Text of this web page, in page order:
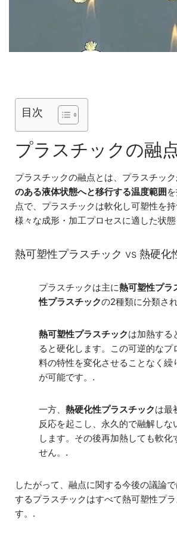
目次
プラスチックの融
プラスチックの融点とは、プラスチッ
のある液体状態へと移行する温度範囲
点で、プラスチックは軟化し可塑性を持
様々な成形・加工プロセスに適した状
熱可塑性プラスチック vs 熱硬化
プラスチックは主に熱可塑性プラ
性プラスチックの2種類に分類さ
熱可塑性プラスチックは加熱する
ると硬化します。この可逆的なプ
料の特性を変化させることなく繰
が可能です。.
一方、 熱硬化性プラスチックは最
反応を起こし、永久的で融解しな
します。その後再加熱しても軟化
せん。.
したがって、融点に関する今後の議論
するプラスチックはすべて熱可塑性プ
す。.